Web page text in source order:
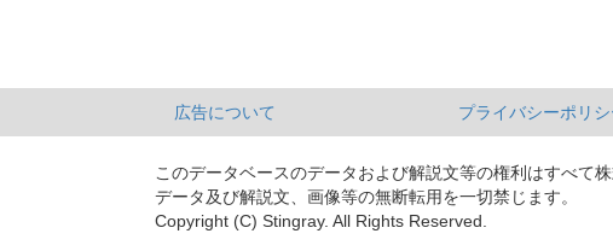
広告について プライバシーポリシ
このデータベースのデータおよび解説文等の権利はすべて
データ及び解説文、画像等の無断転用を一切禁じます。
Copyright (C) Stingray. All Rights Reserved.